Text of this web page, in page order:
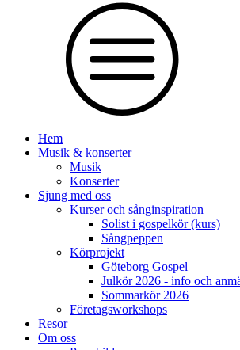
Hem
Musik & konserter
Musik
Konserter
Sjung med oss
Kurser och sånginspiration
Solist i gospelkör (kurs)
Sångpeppen
Körprojekt
Göteborg Gospel
Julkör 2026 - info och
Sommarkör 2026
Företagsworkshops
Resor
Om oss